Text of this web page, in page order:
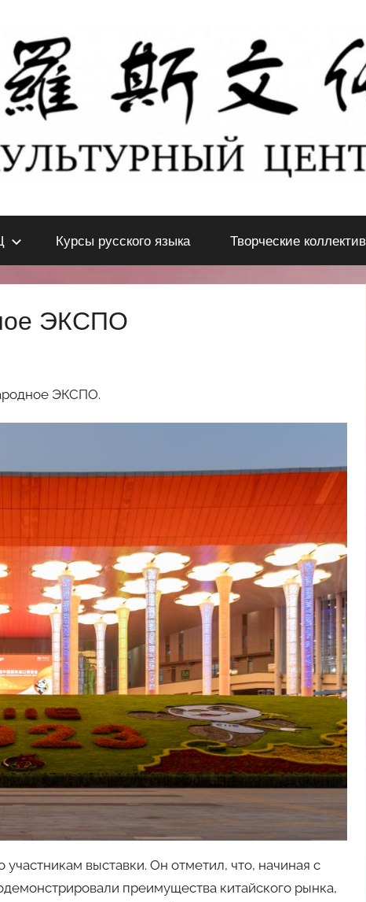
Курсы русского языка Творческие
ЭКСПО
ЭКСПО.
выставки. Он отметил, что, начиная с
преимущества китайского рынка,